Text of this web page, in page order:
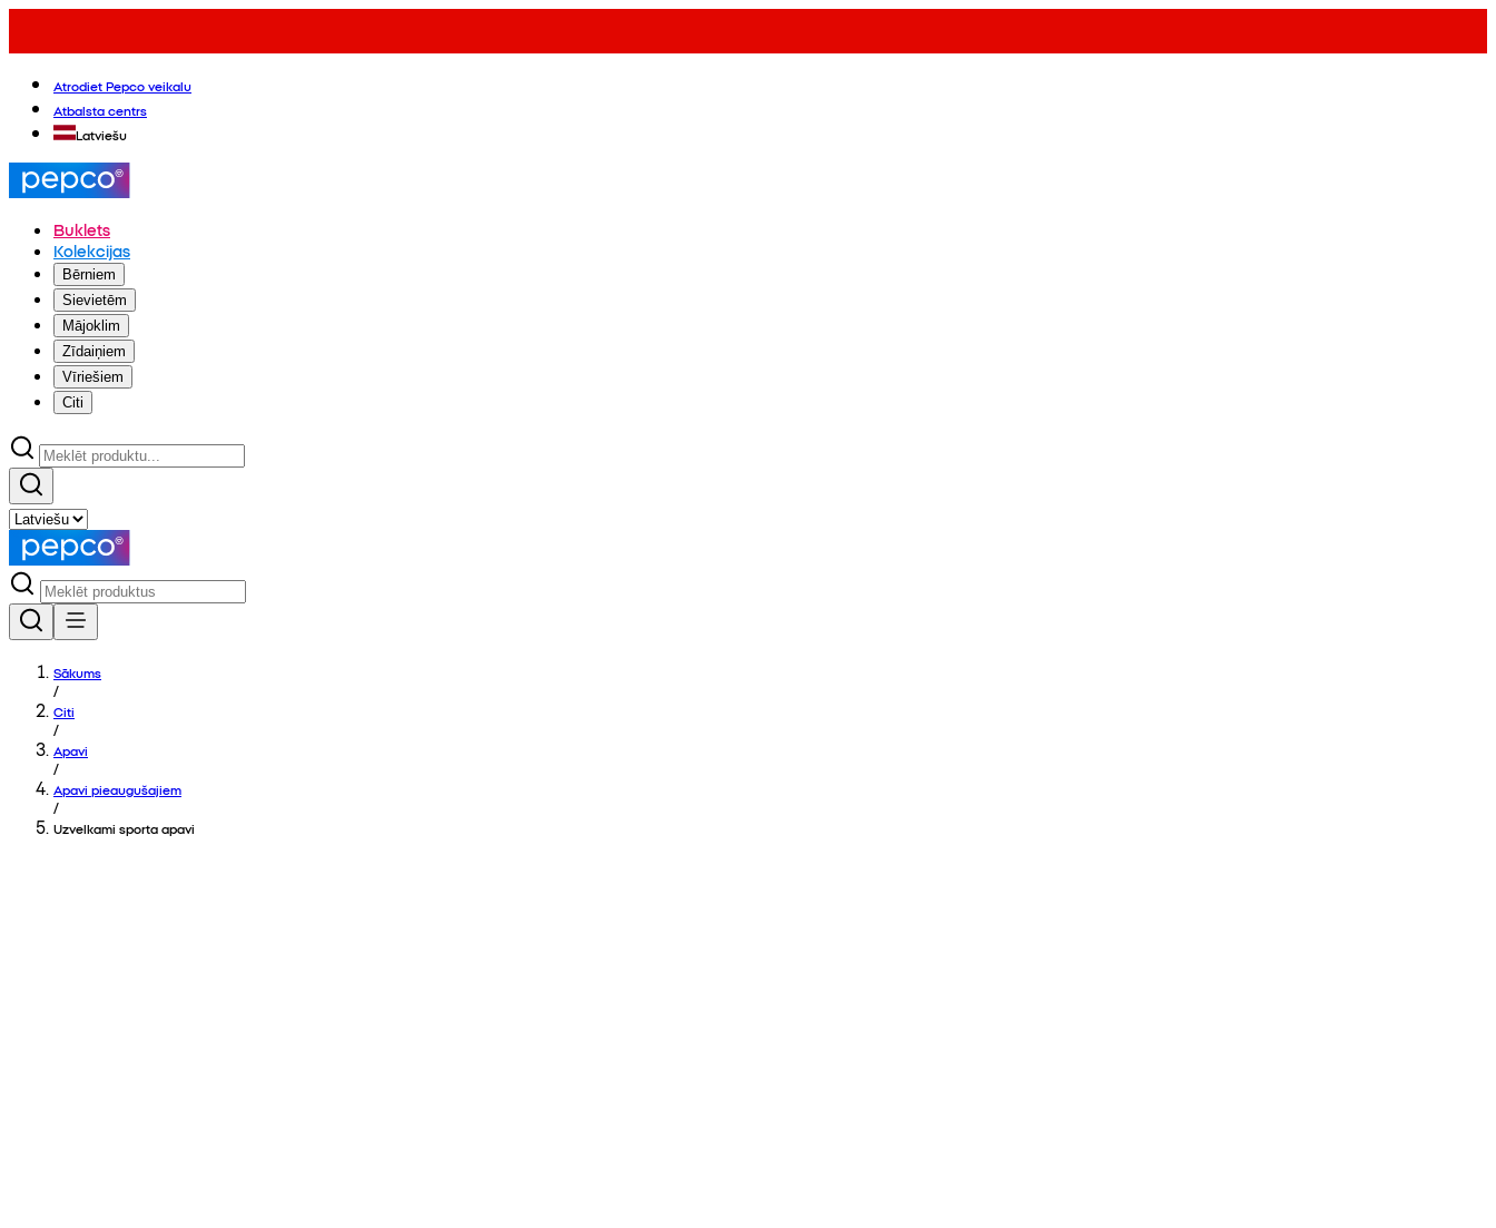
Atrodiet Pepco veikalu
Atbalsta centrs
Latviešu
Buklets
Kolekcijas
Bērniem
Sievietēm
Mājoklim
Zīdaiņiem
Vīriešiem
Citi
Sākums
/
Citi
/
Apavi
/
Apavi pieaugušajiem
/
Uzvelkami sporta apavi